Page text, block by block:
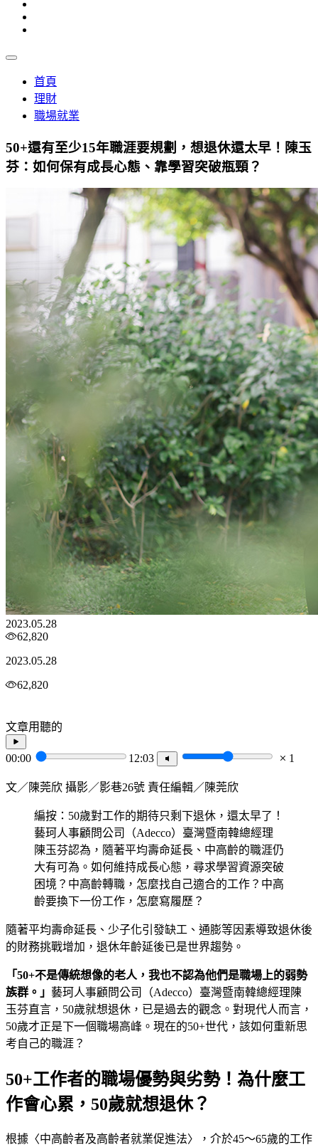
首頁
理財
職場就業
50+還有至少15年職涯要規劃，想退休還太早！陳玉
芬：如何保有成長心態、靠學習突破瓶頸？
2023.05.28
62,820
2023.05.28
62,820
文章用聽的
00:00 12:03 1
文／陳莞欣 攝影／影巷26號 責任編輯／陳莞欣
編按：50歲對工作的期待只剩下退休，還太早了！
藝珂人事顧問公司（Adecco）臺灣暨南韓總經理
陳玉芬認為，隨著平均壽命延長、中高齡的職涯仍
大有可為。如何維持成長心態，尋求學習資源突破
困境？中高齡轉職，怎麼找自己適合的工作？中高
齡要換下一份工作，怎麼寫履歷？
隨著平均壽命延長、少子化引發缺工、通膨等因素導致退休後
的財務挑戰增加，退休年齡延後已是世界趨勢。
「50+不是傳統想像的老人，我也不認為他們是職場上的弱勢
族群。」 藝珂人事顧問公司（Adecco）臺灣暨南韓總經理陳
玉芬直言，50歲就想退休，已是過去的觀念。對現代人而言，
50歲才正是下一個職場高峰。現在的50+世代，該如何重新思
考自己的職涯？
50+工作者的職場優勢與劣勢！為什麼工
作會心累，50歲就想退休？
根據〈中高齡者及高齡者就業促進法〉，介於45～65歲的工作